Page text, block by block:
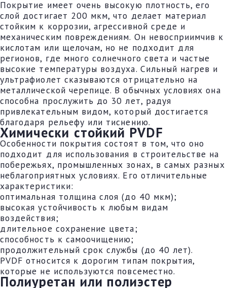
Покрытие имеет очень высокую плотность, его
слой достигает 200 мкм, что делает материал
стойким к коррозии, агрессивной среде и
механическим повреждениям. Он невосприимчив к
кислотам или щелочам, но не подходит для
регионов, где много солнечного света и частые
высокие температуры воздуха. Сильный нагрев и
ультрафиолет сказываются отрицательно на
металлической черепице. В обычных условиях она
способна прослужить до 30 лет, радуя
привлекательным видом, который достигается
благодаря рельефу или тиснению.
Химически стойкий PVDF
Особенности покрытия состоят в том, что оно
подходит для использования в строительстве на
побережьях, промышленных зонах, в самых разных
неблагоприятных условиях. Его отличительные
характеристики:
оптимальная толщина слоя (до 40 мкм);
высокая устойчивость к любым видам
воздействия;
длительное сохранение цвета;
способность к самоочищению;
продолжительный срок службы (до 40 лет).
PVDF относится к дорогим типам покрытия,
которые не используются повсеместно.
Полиуретан или полиэстер